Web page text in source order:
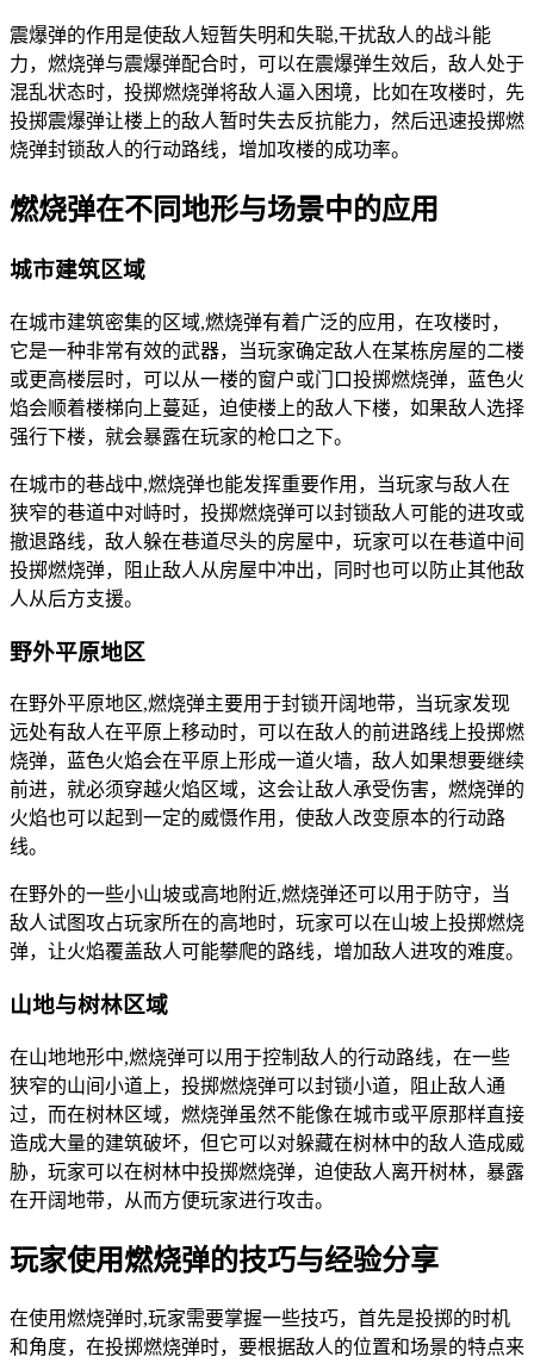
震爆弹的作用是使敌人短暂失明和失聪,干扰敌人的战斗能
力，燃烧弹与震爆弹配合时，可以在震爆弹生效后，敌人处于
混乱状态时，投掷燃烧弹将敌人逼入困境，比如在攻楼时，先
投掷震爆弹让楼上的敌人暂时失去反抗能力，然后迅速投掷燃
烧弹封锁敌人的行动路线，增加攻楼的成功率。
燃烧弹在不同地形与场景中的应用
城市建筑区域
在城市建筑密集的区域,燃烧弹有着广泛的应用，在攻楼时，
它是一种非常有效的武器，当玩家确定敌人在某栋房屋的二楼
或更高楼层时，可以从一楼的窗户或门口投掷燃烧弹，蓝色火
焰会顺着楼梯向上蔓延，迫使楼上的敌人下楼，如果敌人选择
强行下楼，就会暴露在玩家的枪口之下。
在城市的巷战中,燃烧弹也能发挥重要作用，当玩家与敌人在
狭窄的巷道中对峙时，投掷燃烧弹可以封锁敌人可能的进攻或
撤退路线，敌人躲在巷道尽头的房屋中，玩家可以在巷道中间
投掷燃烧弹，阻止敌人从房屋中冲出，同时也可以防止其他敌
人从后方支援。
野外平原地区
在野外平原地区,燃烧弹主要用于封锁开阔地带，当玩家发现
远处有敌人在平原上移动时，可以在敌人的前进路线上投掷燃
烧弹，蓝色火焰会在平原上形成一道火墙，敌人如果想要继续
前进，就必须穿越火焰区域，这会让敌人承受伤害，燃烧弹的
火焰也可以起到一定的威慑作用，使敌人改变原本的行动路
线。
在野外的一些小山坡或高地附近,燃烧弹还可以用于防守，当
敌人试图攻占玩家所在的高地时，玩家可以在山坡上投掷燃烧
弹，让火焰覆盖敌人可能攀爬的路线，增加敌人进攻的难度。
山地与树林区域
在山地地形中,燃烧弹可以用于控制敌人的行动路线，在一些
狭窄的山间小道上，投掷燃烧弹可以封锁小道，阻止敌人通
过，而在树林区域，燃烧弹虽然不能像在城市或平原那样直接
造成大量的建筑破坏，但它可以对躲藏在树林中的敌人造成威
胁，玩家可以在树林中投掷燃烧弹，迫使敌人离开树林，暴露
在开阔地带，从而方便玩家进行攻击。
玩家使用燃烧弹的技巧与经验分享
在使用燃烧弹时,玩家需要掌握一些技巧，首先是投掷的时机
和角度，在投掷燃烧弹时，要根据敌人的位置和场景的特点来